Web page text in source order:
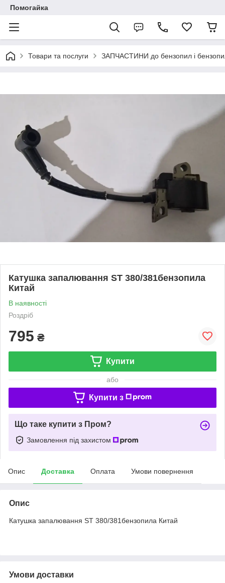
Помогайка
Товари та послуги ЗАПЧАСТИНИ до бензопил і
Катушка запалювання ST 380/381бензопила
Китай
В наявності
Роздріб
795 ₴
Купити
або
Купити з
Що таке купити з Пром?
Замовлення під захистом
Опис Доставка Оплата Умови повернення
Опис
Катушка запалювання ST 380/381бензопила Китай
Умови доставки